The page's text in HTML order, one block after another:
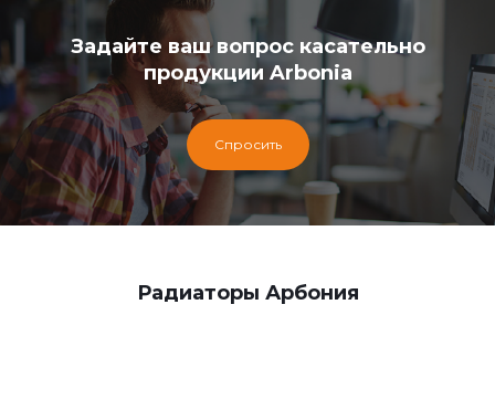
Задайте ваш вопрос касательно
продукции Arbonia
Спросить
Радиаторы Арбония